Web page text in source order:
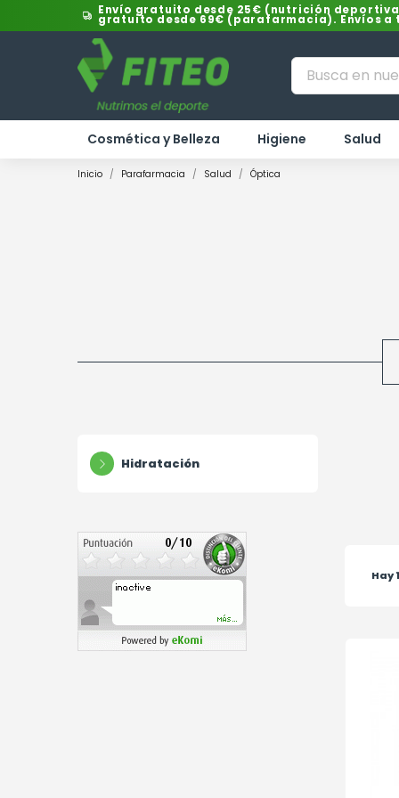
Envío gratuito desde 25€ (nutrición
gratuito desde 69€ (parafarmacia). Envíos a
Cosmética y Belleza Higiene Salud
Inicio Parafarmacia Salud Óptica
Hidratación
Hay